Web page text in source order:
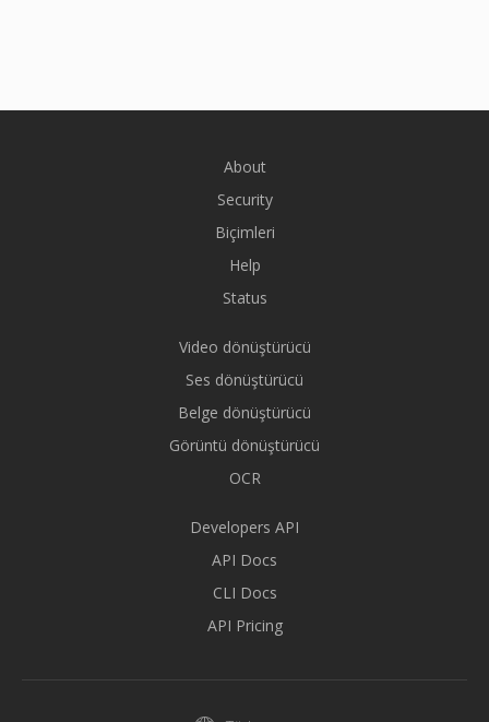
About
Security
Biçimleri
Help
Status
Video dönüştürücü
Ses dönüştürücü
Belge dönüştürücü
Görüntü dönüştürücü
OCR
Developers API
API Docs
CLI Docs
API Pricing